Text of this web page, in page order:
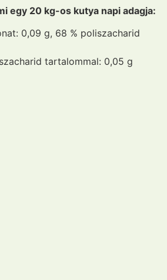
egy 20 kg-os kutya napi adagja:
0,09 g, 68 % poliszacharid
tartalommal: 0,05 g